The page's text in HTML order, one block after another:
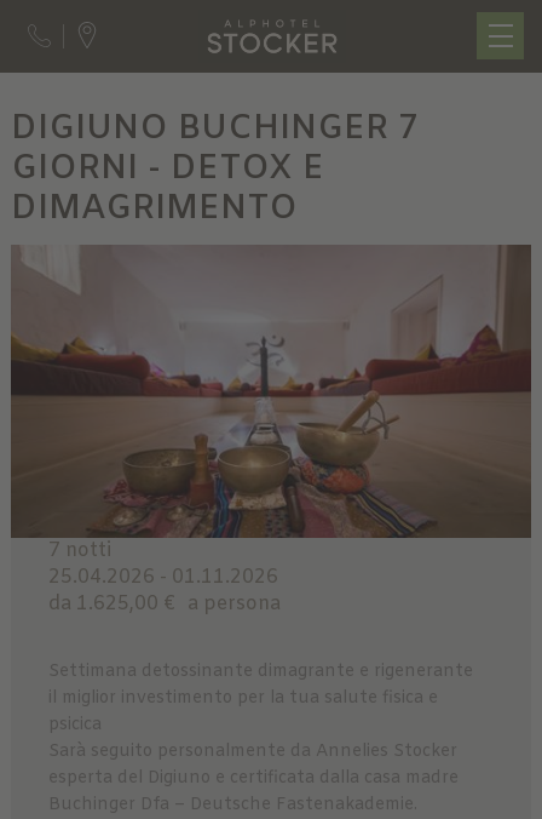
DIGIUNO BUCHINGER 7
GIORNI - DETOX E
DIMAGRIMENTO
7 notti
25.04.2026 - 01.11.2026
da 1.625,00 € a persona
Settimana detossinante dimagrante e rigenerante
il miglior investimento per la tua salute fisica e
psicica
Sarà seguito personalmente da Annelies Stocker
esperta del Digiuno e certificata dalla casa madre
Buchinger Dfa – Deutsche Fastenakademie.